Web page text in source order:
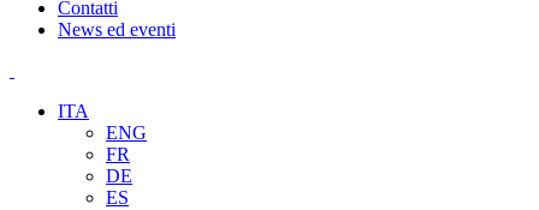
Contatti
News ed eventi
ITA
ENG
FR
DE
ES